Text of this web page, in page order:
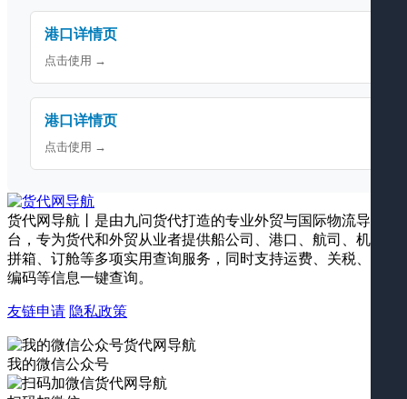
港口详情页
点击使用 →
港口详情页
点击使用 →
货代网导航丨是由九问货代打造的专业外贸与国际物流导航平
台，专为货代和外贸从业者提供船公司、港口、航司、机场、
拼箱、订舱等多项实用查询服务，同时支持运费、关税、海关
编码等信息一键查询。
友链申请 隐私政策
我的微信公众号